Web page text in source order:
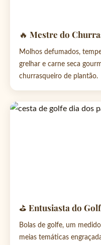
🔥 Mestre do
Molhos defumados,
grelhar e carne seca
churrasqueiro de plantão.
⛳ Entusiasta do
Bolas de golfe, um
meias temáticas